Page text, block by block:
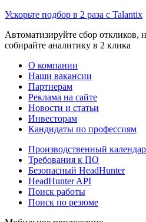
Ускорьте подбор в 2 раза с Talantix
Автоматизируйте сбор откликов,
собирайте аналитику в 2 клика
О компании
Наши вакансии
Партнерам
Реклама на сайте
Новости и статьи
Инвесторам
Кандидаты по профессиям
Производственный
Требования к ПО
Безопасный HeadHunter
HeadHunter API
Поиск работы
Поиск по резюме